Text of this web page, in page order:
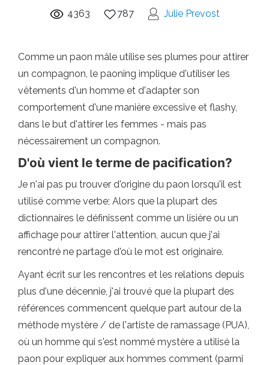
4363 787 Julie Prevost
Comme un paon mâle utilise ses plumes pour attirer
un compagnon, le paoning implique d'utiliser les
vêtements d'un homme et d'adapter son
comportement d'une manière excessive et flashy,
dans le but d'attirer les femmes - mais pas
nécessairement un compagnon.
D'où vient le terme de pacification?
Je n'ai pas pu trouver d'origine du paon lorsqu'il est
utilisé comme verbe; Alors que la plupart des
dictionnaires le définissent comme un lisière ou un
affichage pour attirer l'attention, aucun que j'ai
rencontré ne partage d'où le mot est originaire.
Ayant écrit sur les rencontres et les relations depuis
plus d'une décennie, j'ai trouvé que la plupart des
références commencent quelque part autour de la
méthode mystère / de l'artiste de ramassage (PUA),
où un homme qui s'est nommé mystère a utilisé la
paon pour expliquer aux hommes comment (parmi